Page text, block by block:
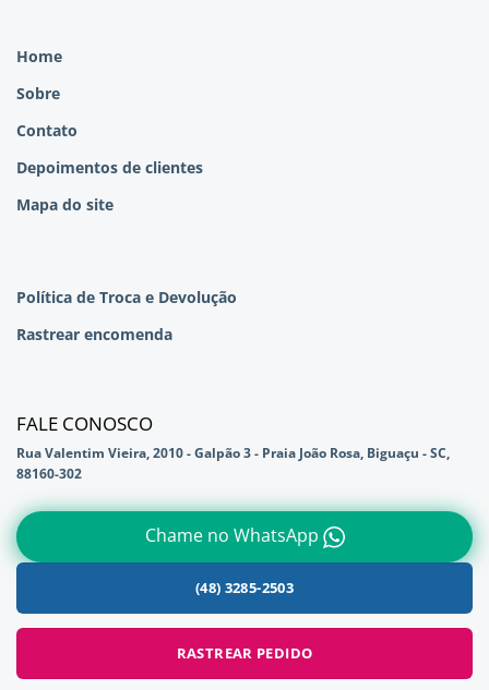
Home
Sobre
Contato
Depoimentos de clientes
Mapa do site
Política de Troca e Devolução
Rastrear encomenda
FALE CONOSCO
Rua Valentim Vieira, 2010 - Galpão 3 - Praia João Rosa, Biguaçu - SC,
88160-302
Chame no WhatsApp
(48) 3285-2503
RASTREAR PEDIDO